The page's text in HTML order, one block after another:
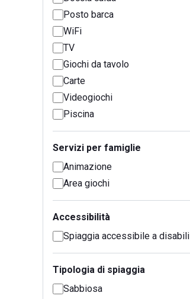
Posto barca
WiFi
TV
Giochi da tavolo
Carte
Videogiochi
Piscina
Servizi per famiglie
Animazione
Area giochi
Accessibilità
Spiaggia accessibile a disabili
Tipologia di spiaggia
Sabbiosa